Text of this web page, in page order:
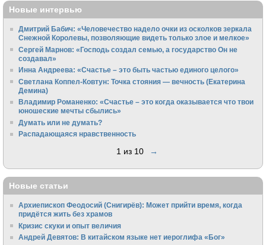
Новые интервью
Дмитрий Бабич: «Человечество надело очки из осколков зеркала
Снежной Королевы, позволяющие видеть только злое и мелкое»
Сергей Марнов: «Господь создал семью, а государство Он не
создавал»
Инна Андреева: «Счастье – это быть частью единого целого»
Светлана Коппел-Ковтун: Точка стояния — вечность (Екатерина
Демина)
Владимир Романенко: «Счастье – это когда оказывается что твои
юношеские мечты сбылись»
Думать или не думать?
Распадающаяся нравственность
1 из 10 →
Новые статьи
Архиепископ Феодосий (Снигирёв): Может прийти время, когда
придётся жить без храмов
Кризис скуки и опыт величия
Андрей Девятов: В китайском языке нет иероглифа «Бог»